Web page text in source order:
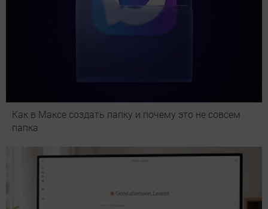
Как в Максе создать папку и почему это не совсем
папка